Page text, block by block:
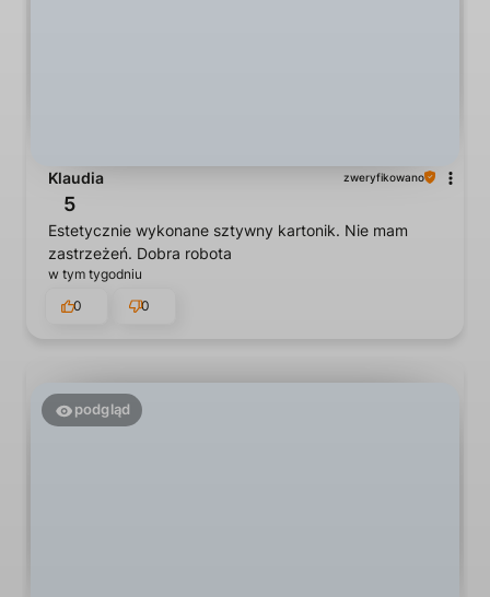
Klaudia zweryfikowano
5
Estetycznie wykonane sztywny kartonik. Nie mam
zastrzeżeń. Dobra robota
w tym tygodniu
0
0
podgląd